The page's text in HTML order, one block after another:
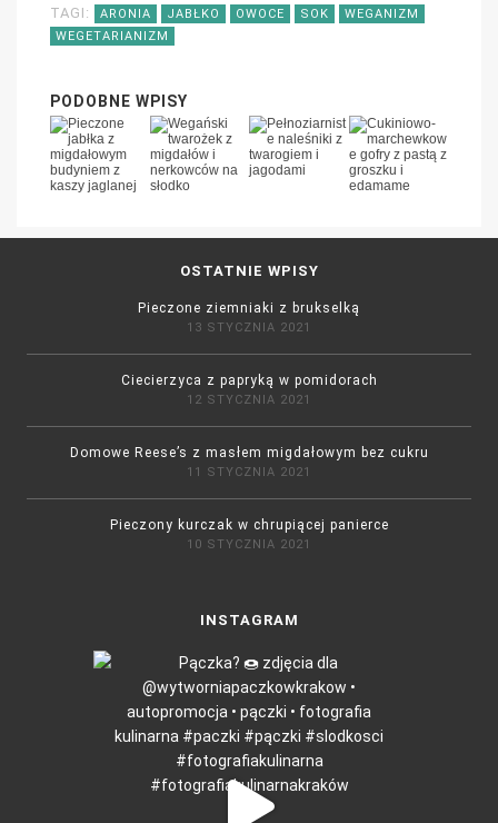
TAGI:
ARONIA JABŁKO OWOCE SOK
WEGANIZM
WEGETARIANIZM
PODOBNE WPISY
OSTATNIE WPISY
Pieczone ziemniaki z brukselką
13 STYCZNIA 2021
Ciecierzyca z papryką w pomidorach
12 STYCZNIA 2021
Domowe Reese’s z masłem migdałowym bez cukru
11 STYCZNIA 2021
Pieczony kurczak w chrupiącej panierce
10 STYCZNIA 2021
INSTAGRAM